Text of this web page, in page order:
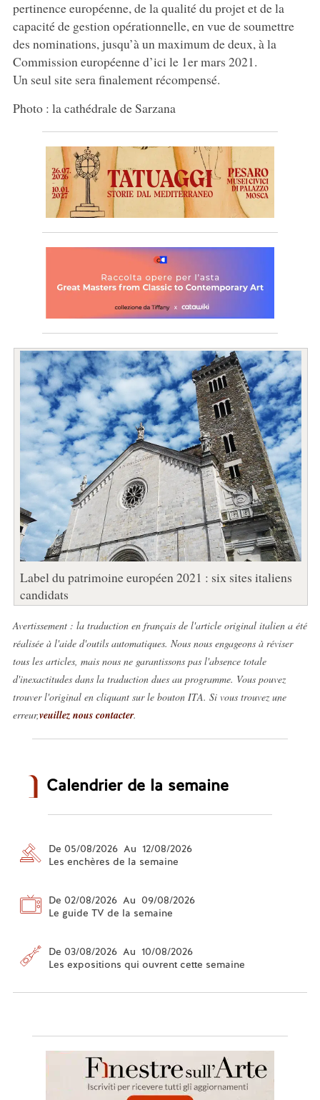
pertinence européenne, de la qualité du projet et de la
capacité de gestion opérationnelle, en vue de soumettre
des nominations, jusqu’à un maximum de deux, à la
Commission européenne d’ici le 1er mars 2021.
Un seul site sera finalement récompensé.
Photo : la cathédrale de Sarzana
Label du patrimoine européen 2021 : six sites italiens
candidats
Avertissement : la traduction en français de l'article original italien a été
réalisée à l'aide d'outils automatiques. Nous nous engageons à réviser
tous les articles, mais nous ne garantissons pas l'absence totale
d'inexactitudes dans la traduction dues au programme. Vous pouvez
trouver l'original en cliquant sur le bouton ITA. Si vous trouvez une
erreur,veuillez nous contacter.
Calendrier de la semaine
De 05/08/2026 Au 12/08/2026
Les enchères de la semaine
De 02/08/2026 Au 09/08/2026
Le guide TV de la semaine
De 03/08/2026 Au 10/08/2026
Les expositions qui ouvrent cette semaine